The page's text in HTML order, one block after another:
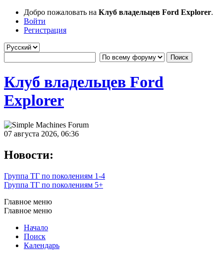
Добро пожаловать на Клуб владельцев Ford Explorer.
Войти
Регистрация
Клуб владельцев Ford
Explorer
07 августа 2026, 06:36
Новости:
Группа ТГ по поколениям 1-4
Группа ТГ по поколениям 5+
Главное меню
Главное меню
Начало
Поиск
Календарь